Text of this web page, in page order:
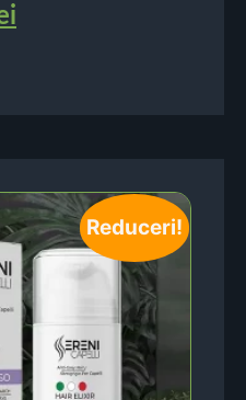
Reduceri!